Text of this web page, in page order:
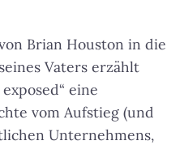
Brian Houston in die
Vaters erzählt
eine
vom Aufstieg (und
Unternehmens,